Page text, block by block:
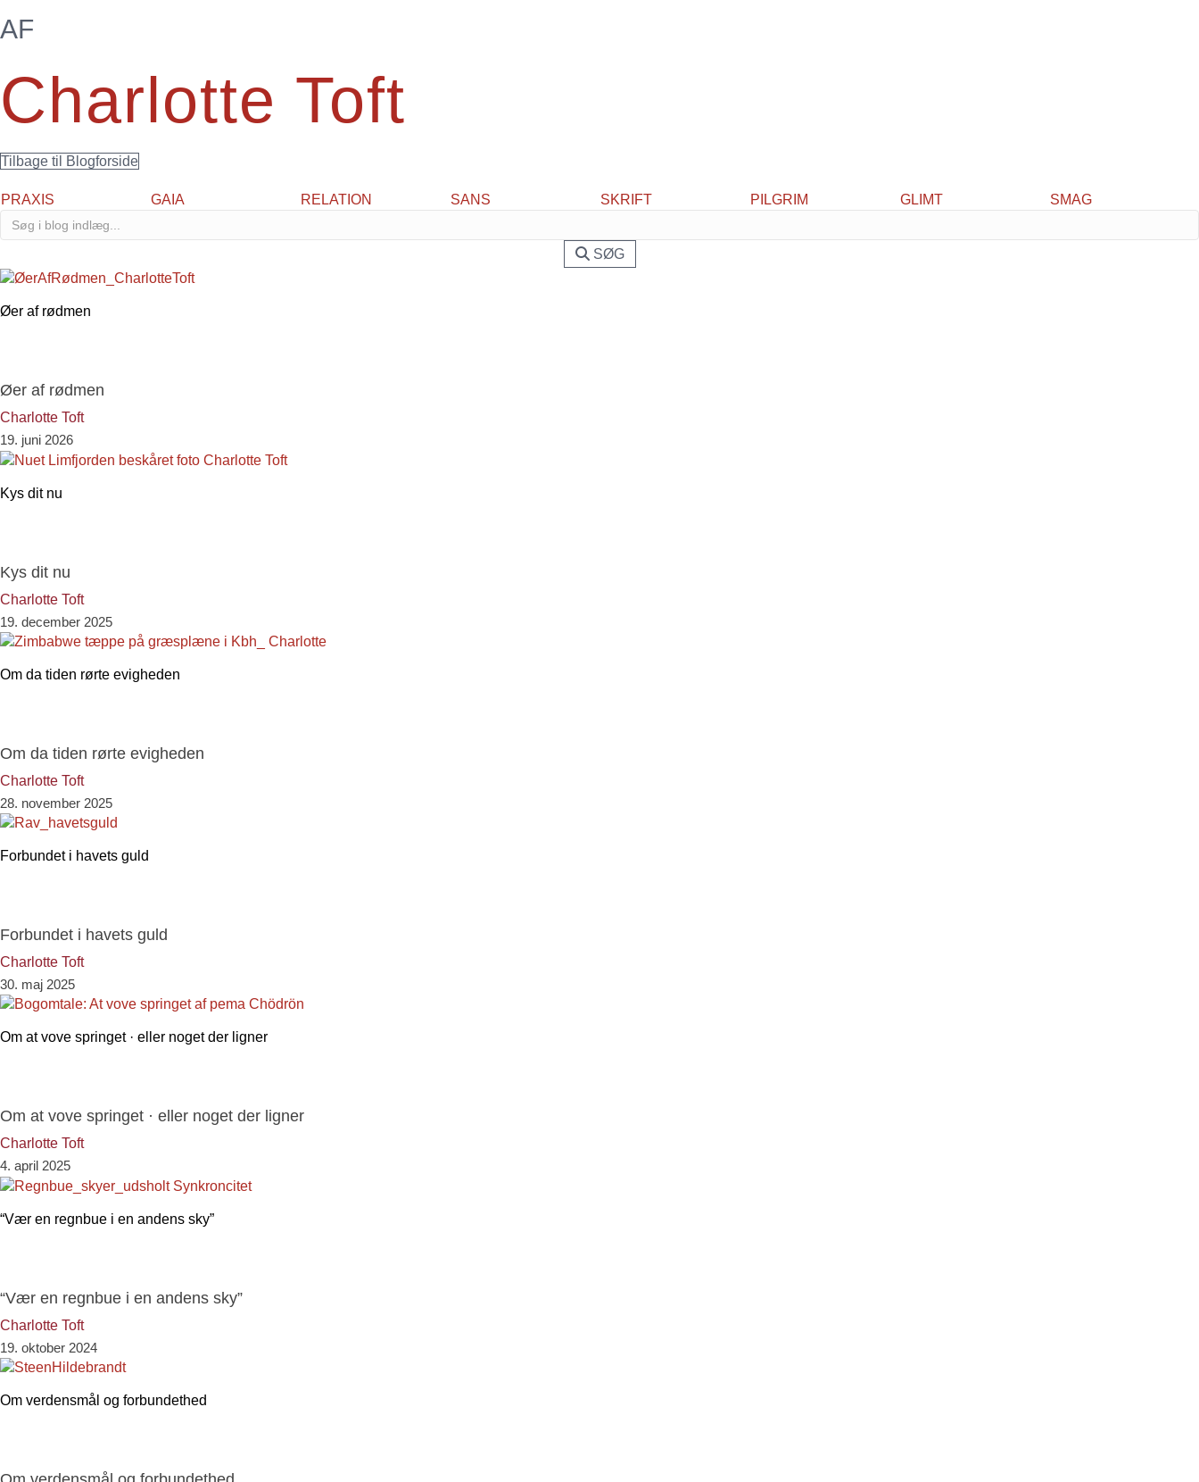
AF
Charlotte Toft
Tilbage til Blogforside
PRAXIS GAIA RELATION SANS SKRIFT PILGRIM GLIMT SMAG
SØG
Øer af rødmen
Øer af rødmen
Charlotte Toft
19. juni 2026
Kys dit nu
Kys dit nu
Charlotte Toft
19. december 2025
Om da tiden rørte evigheden
Om da tiden rørte evigheden
Charlotte Toft
28. november 2025
Forbundet i havets guld
Forbundet i havets guld
Charlotte Toft
30. maj 2025
Om at vove springet · eller noget der ligner
Om at vove springet · eller noget der ligner
Charlotte Toft
4. april 2025
“Vær en regnbue i en andens sky”
“Vær en regnbue i en andens sky”
Charlotte Toft
19. oktober 2024
Om verdensmål og forbundethed